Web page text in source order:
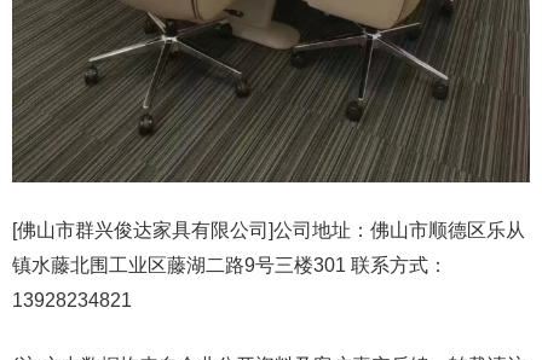
[佛山市群兴俊达家具有限公司]公司地址：佛山市顺德区乐从
镇水藤北围工业区藤湖二路9号三楼301 联系方式：
13928234821